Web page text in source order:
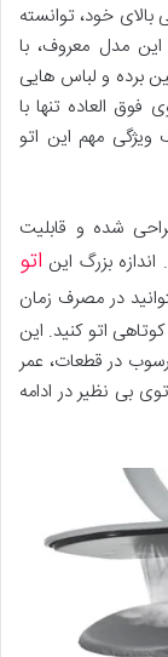
خود، توانسته
مدل معروف، با
برده و لباس هایی
العاده تنها با
مهم این اتو
شده و قابلیت
بزرگ این اتو
در مصرف زمان
اتو کنید. این
در قطعات، عمر
بی نظیر در ادامه